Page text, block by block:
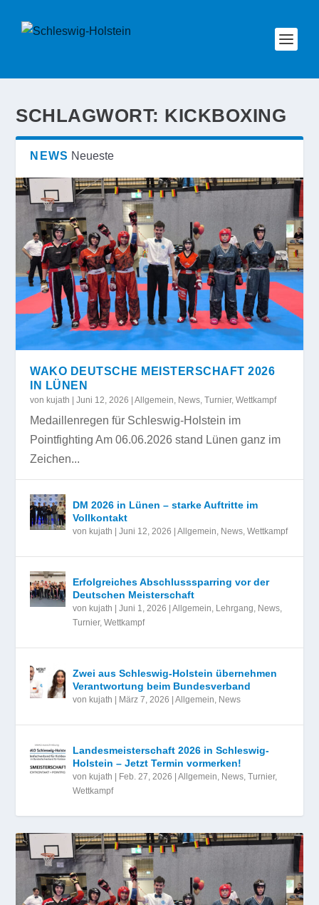
SCHLAGWORT: KICKBOXING
NEWS Neueste
WAKO DEUTSCHE MEISTERSCHAFT 2026
IN LÜNEN
vonkujath |Juni 12, 2026 |Allgemein News ,Turnier,Wettkampf
Medaillenregen für Schleswig-Holstein im
Pointfighting Am 06.06.2026 stand Lünen ganz im
Zeichen...
DM 2026 in Lünen – starke Auftritte im
Vollkontakt
vonkujath |Juni 12, 2026 |Allgemein News ,Wettkampf
Erfolgreiches Abschlusssparring vor der
Deutschen Meisterschaft
vonkujath |Juni 1, 2026 |Allgemein Lehrgang News
Turnier,Wettkampf
Zwei aus Schleswig-Holstein übernehmen
Verantwortung beim Bundesverband
vonkujath | März 7, 2026 |Allgemein News
Landesmeisterschaft 2026 in Schleswig-
Holstein – Jetzt Termin vormerken!
vonkujath | Feb. 27, 2026 |Allgemein News ,Turnier,
Wettkampf